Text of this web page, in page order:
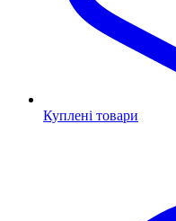
Куплені товари